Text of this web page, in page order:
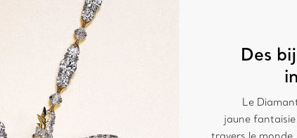
Des
Le
jaune fantaisie